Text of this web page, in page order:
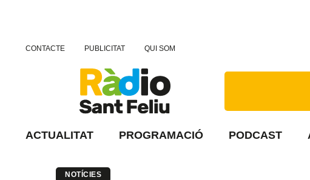
CONTACTE PUBLICITAT QUI SOM
ACTUALITAT PROGRAMACIÓ PODCAST
NOTÍCIES